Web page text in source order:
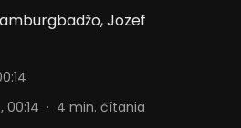
,Jozef
00:14 4 min. čítania